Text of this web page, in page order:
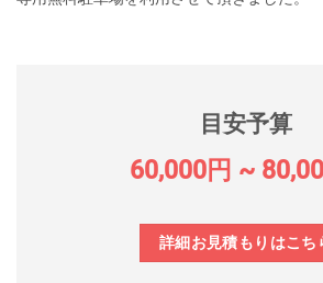
目安予算
60,000円 ~
詳細お見積もりはこち